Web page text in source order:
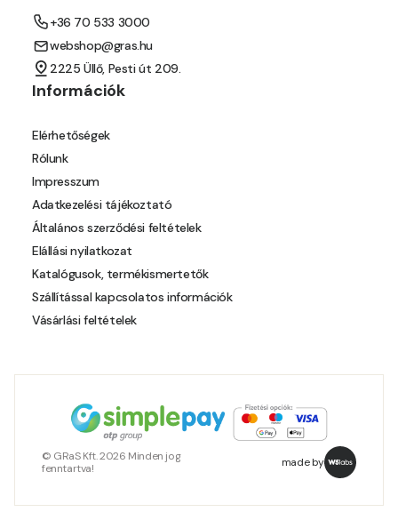
+36 70 533 3000
webshop@gras.hu
2225 Üllő, Pesti út 209.
Információk
Elérhetőségek
Rólunk
Impresszum
Adatkezelési tájékoztató
Általános szerződési feltételek
Elállási nyilatkozat
Katalógusok, termékismertetők
Szállítással kapcsolatos információk
Vásárlási feltételek
© GRaS Kft. 2026 Minden jog
fenntartva!
made by